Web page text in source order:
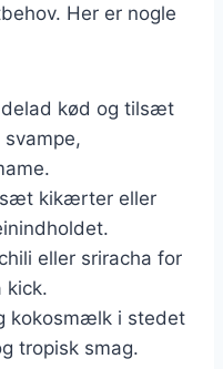
Her er nogle
kød og tilsæt
kikærter eller
eller sriracha for
kick.
kokosmælk i stedet
tropisk smag.